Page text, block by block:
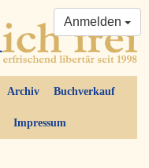
Archiv Buchverkauf
Impressum
Anmelden